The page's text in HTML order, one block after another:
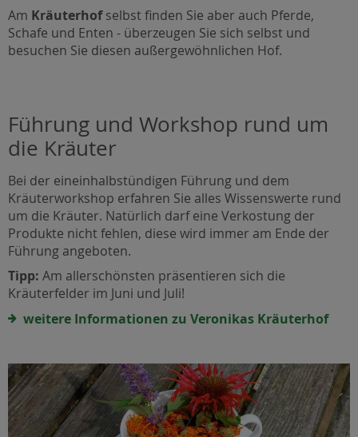
Am Kräuterhofselbst finden Sie aber auch Pferde,
Schafe und Enten - überzeugen Sie sich selbst und
besuchen Sie diesen außergewöhnlichen Hof.
Führung und Workshop rund um
die Kräuter
Bei der eineinhalbstündigen Führung und dem
Kräuterworkshop erfahren Sie alles Wissenswerte rund
um die Kräuter. Natürlich darf eine Verkostung der
Produkte nicht fehlen, diese wird immer am Ende der
Führung angeboten.
Tipp: Am allerschönsten präsentieren sich die
Kräuterfelder im Juni und Juli!
weitere Informationen zu Veronikas Kräuterhof